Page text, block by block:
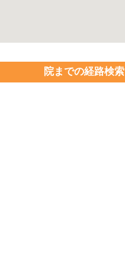
院までの経路検索